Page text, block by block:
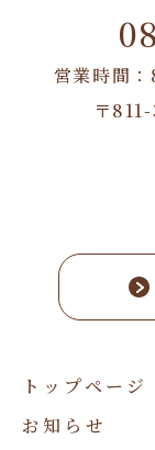
営業時間
〒
トップページ
お知らせ